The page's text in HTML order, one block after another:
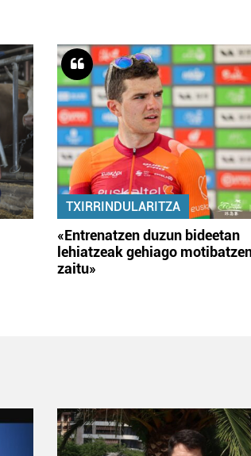
TXIRRINDULARITZA
«Entrenatzen duzun bideetan
lehiatzeak gehiago
zaitu»